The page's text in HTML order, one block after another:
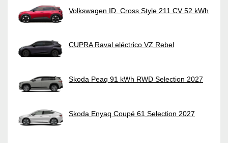
Volkswagen ID. Cross Style 211 CV 52 kWh
CUPRA Raval eléctrico VZ Rebel
Skoda Peaq 91 kWh RWD Selection 2027
Skoda Enyaq Coupé 61 Selection 2027